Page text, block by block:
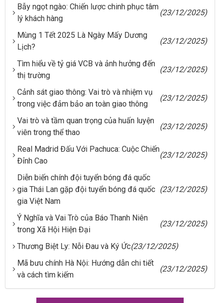
Bẫy ngọt ngào: Chiến lược chinh phục tâm
lý khách hàng
(23/12/2025)
Mùng 1 Tết 2025 Là Ngày Mấy Dương
Lịch?
(23/12/2025)
Tìm hiểu về tỷ giá VCB và ảnh hưởng đến
thị trường
(23/12/2025)
Cảnh sát giao thông: Vai trò và nhiệm vụ
trong việc đảm bảo an toàn giao thông
(23/12/2025)
Vai trò và tầm quan trọng của huấn luyện
viên trong thể thao
(23/12/2025)
Real Madrid Đấu Với Pachuca: Cuộc Chiến
Đỉnh Cao
(23/12/2025)
Diễn biến chính đội tuyển bóng đá quốc
gia Thái Lan gặp đội tuyển bóng đá quốc
gia Việt Nam
(23/12/2025)
Ý Nghĩa và Vai Trò của Báo Thanh Niên
trong Xã Hội Hiện Đại
(23/12/2025)
Thương Biệt Ly: Nỗi Đau và Ký Ức(23/12/2025)
Mã bưu chính Hà Nội: Hướng dẫn chi tiết
và cách tìm kiếm
(23/12/2025)